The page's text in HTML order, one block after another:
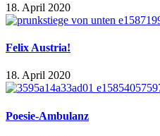
18. April 2020
Felix Austria!
18. April 2020
Poesie-Ambulanz